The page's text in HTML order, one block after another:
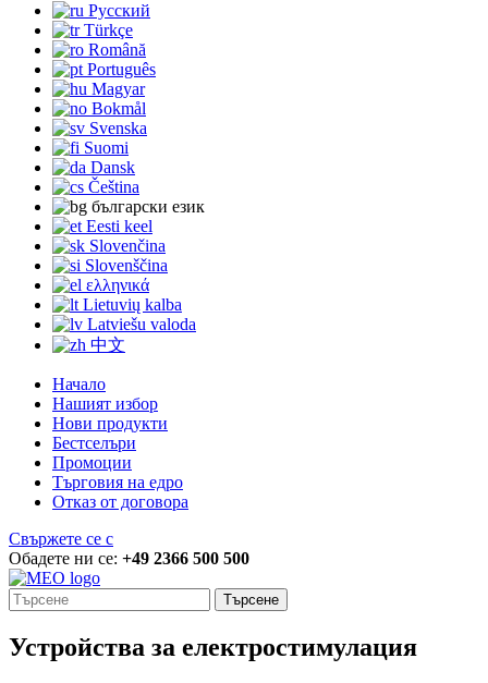
Русский
Türkçe
Română
Português
Magyar
Bokmål
Svenska
Suomi
Dansk
Čeština
български език
Eesti keel
Slovenčina
Slovenščina
ελληνικά
Lietuvių kalba
Latviešu valoda
中文
Начало
Нашият избор
Нови продукти
Бестселъри
Промоции
Търговия на едро
Отказ от договора
Свържете се с
Обадете ни се: +49 2366 500 500
Търсене
Устройства за електростимулация